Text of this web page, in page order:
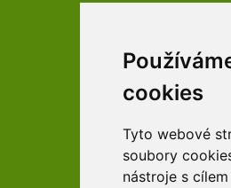
cookies
Tyto webové
soubory
nástroje s